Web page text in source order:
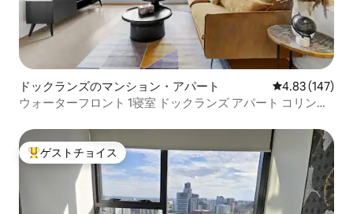
ドックランズのマンション・アパート レビュー147
4.83 (147)
ウォーターフロント 1寝室 ドックランズ アパート コリンズ
大好評のゲストチョイスです。
ゲストチョイス